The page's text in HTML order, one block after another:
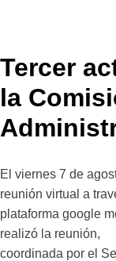
Tercer
la
El viernes 7 de
reunión virtual a
plataforma google
realizó la reunión,
coordinada por el